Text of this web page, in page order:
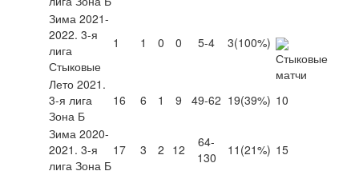
Зима 2021-
2022. 3-я
лига
Стыковые
1 1 0 0 5-4 3(100%)
Лето 2021.
3-я лига
Зона Б
16 6 1 9 49-62 19(39%) 10
Зима 2020-
2021. 3-я
лига Зона Б
17 3 2 12
64-
130
11 (21%) 15